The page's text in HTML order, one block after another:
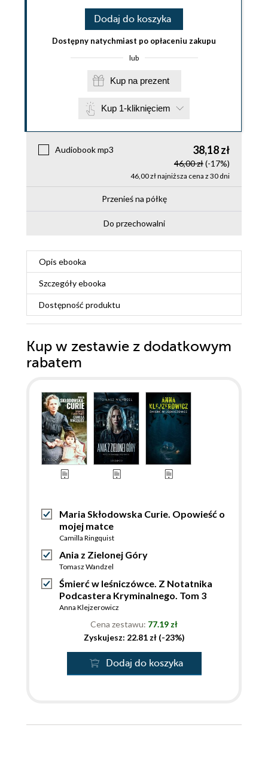
Dodaj do koszyka
Dostępny natychmiast po opłaceniu zakupu
lub
Kup na prezent
Kup 1-kliknięciem
Audiobook mp3 38,18 zł
46,00 zł(-17%)
46,00 zł najniższa cena z 30 dni
Przenieś na półkę
Do przechowalni
Opis ebooka
Szczegółyebooka
Dostępność produktu
Kup w zestawie z dodatkowym
rabatem
Maria Skłodowska Curie. Opowieść o
mojej matce
Camilla Ringquist
Ania z Zielonej Góry
Tomasz Wandzel
Śmierć w leśniczówce. Z Notatnika
Podcastera Kryminalnego. Tom 3
Anna Klejzerowicz
Cena zestawu: 77.19 zł
Zyskujesz: 22.81 zł (-23%)
Dodaj do koszyka